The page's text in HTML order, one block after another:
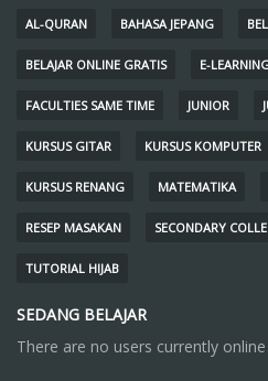
AL-QURAN BAHASA JEPANG
BELAJAR ONLINE GRATIS E-
FACULTIES SAME TIME JUNIOR
KURSUS GITAR KURSUS KOMPUTER
KURSUS RENANG MATEMATIKA
RESEP MASAKAN SECONDARY
TUTORIAL HIJAB
SEDANG BELAJAR
There are no users currently online